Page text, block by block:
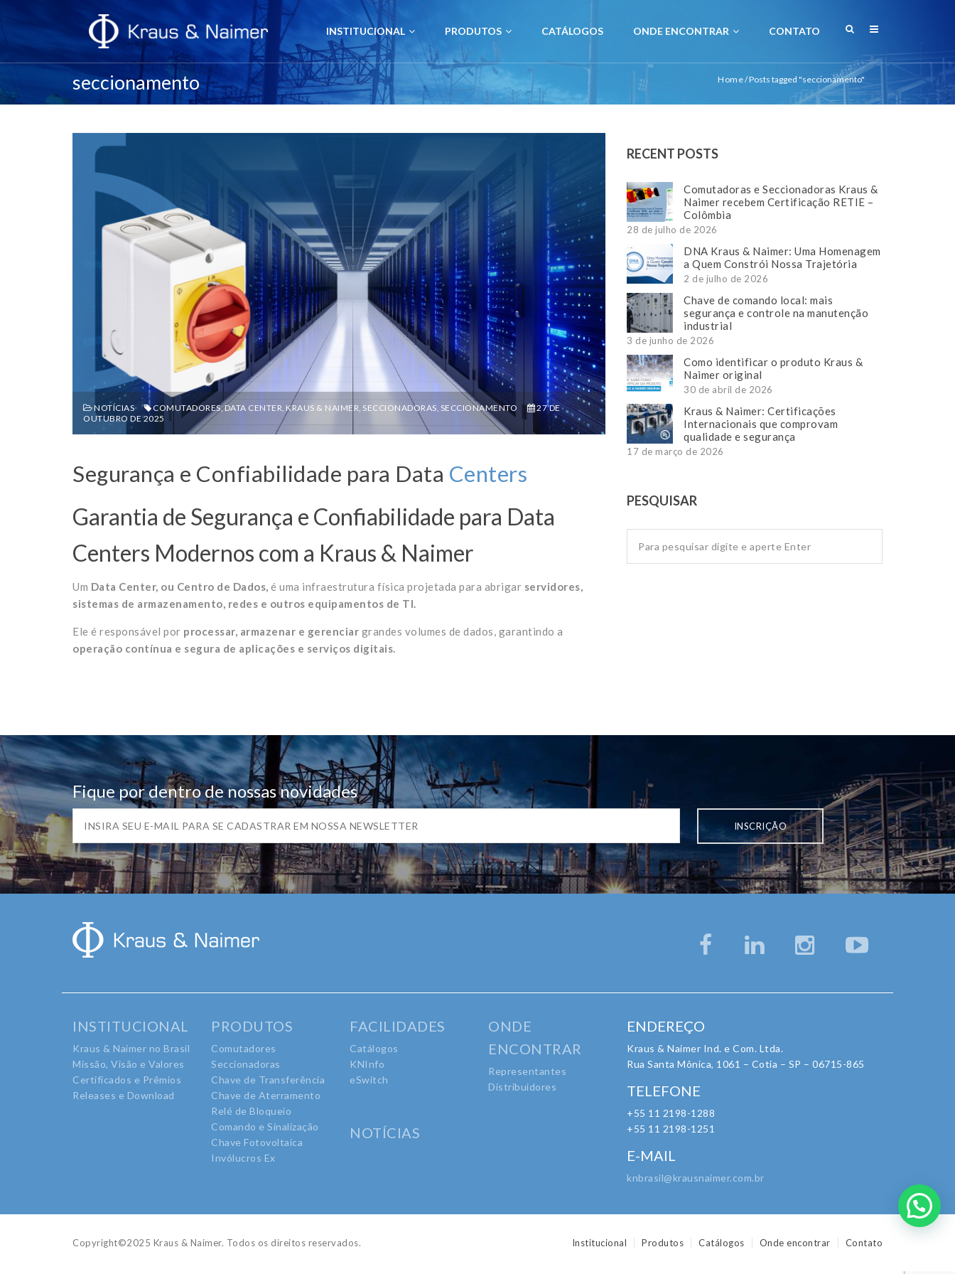
INSTITUCIONAL PRODUTOS CATÁLOGOS ONDE ENCONTRAR CONTATO
seccionamento Home/Posts tagged "seccionamento"
NOTÍCIAS COMUTADORES,DATA CENTER, KRAUS & NAIMER, SECCIONADORAS, SECCIONAMENTO
27 DE
OUTUBRO DE 2025
Segurança e Confiabilidade para Data Centers
Garantia de Segurança e Confiabilidade para Data
Centers Modernos com a Kraus & Naimer
Um Data Center, ou Centro de Dados, é uma infraestrutura física projetada para abrigar servidores,
sistemas de armazenamento, redes e outros equipamentos de TI.
Ele é responsável por processar, armazenar e gerenciar grandes volumes de dados, garantindo a
operação contínua e segura de aplicações e serviços digitais.
RECENT POSTS
Comutadoras e Seccionadoras Kraus &
Naimer recebem Certificação RETIE –
Colômbia
28 de julho de 2026
DNA Kraus & Naimer: Uma Homenagem
a Quem Constrói Nossa Trajetória
2 de julho de 2026
Chave de comando local: mais
segurança e controle na manutenção
industrial
3 de junho de 2026
Como identificar o produto Kraus &
Naimer original
30 de abril de 2026
Kraus & Naimer: Certificações
Internacionais que comprovam
qualidade e segurança
17 de março de 2026
PESQUISAR
Fique por dentro de nossas novidades
INSTITUCIONAL
Kraus & Naimer no Brasil
Missão, Visão e Valores
Certificados e Prêmios
Releases e Download
PRODUTOS
Comutadores
Seccionadoras
Chave de Transferência
Chave de Aterramento
Relé de Bloqueio
Comando e Sinalização
Chave Fotovoltaica
Invólucros Ex
FACILIDADES
Catálogos
KNInfo
eSwitch
NOTÍCIAS
ONDE
ENCONTRAR
Representantes
Distribuidores
ENDEREÇO
Kraus & Naimer Ind. e Com. Ltda.
Rua Santa Mônica, 1061 – Cotia – SP – 06715-865
TELEFONE
+55 11 2198-1288
+55 11 2198-1251
E-MAIL
knbrasil@krausnaimer.com.br
Copyright©2025 Kraus & Naimer. Todos os direitos reservados. Institucional Produtos Catálogos Onde encontrar Contato